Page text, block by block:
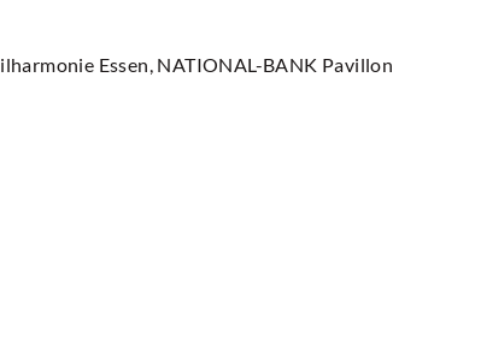
Essen, NATIONAL-BANK Pavillon